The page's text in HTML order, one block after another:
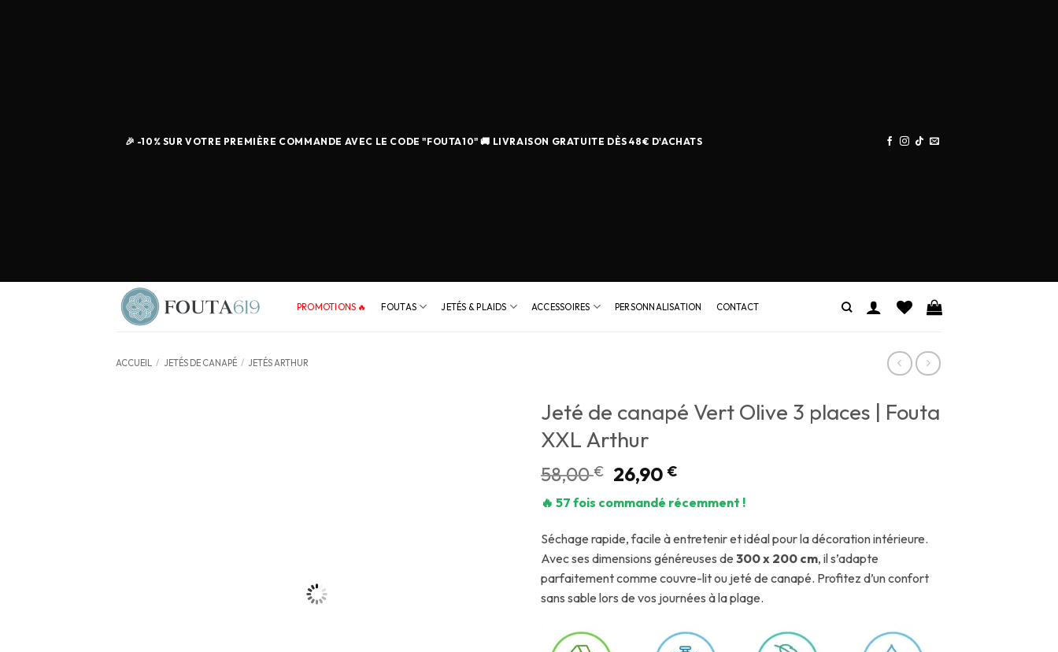
🎉 -10% SUR VOTRE PREMIÈRE COMMANDE AVEC LE CODE "FOUTA10" 🚚 LIVRAISON GRATUITE DÈS 48€ D'ACHATS
PROMOTIONS 🔥 FOUTAS JETÉS & PLAIDS ACCESSOIRES PERSONNALISATION CONTACT
ACCUEIL / JETÉS DE CANAPÉ / JETÉS ARTHUR
Jeté de canapé Vert Olive 3 places | Fouta
XXL Arthur
58,00€ 26,90€
🔥 57 fois commandé récemment !
Séchage rapide, facile à entretenir et idéal pour la décoration intérieure.
Avec ses dimensions généreuses de 300 x 200 cm, il s’adapte
parfaitement comme couvre-lit ou jeté de canapé. Profitez d’un confort
sans sable lors de vos journées à la plage.